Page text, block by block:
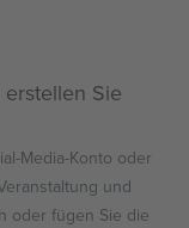
Sie
Media-Konto oder
und
oder fügen Sie die